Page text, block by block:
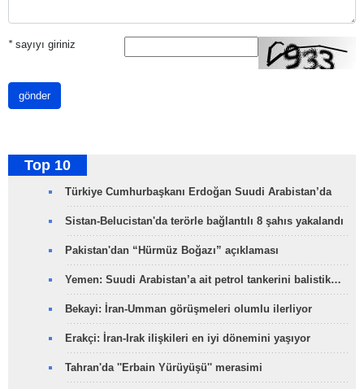
*sayıyı giriniz
gönder
Top 10
Türkiye Cumhurbaşkanı Erdoğan Suudi Arabistan’da
Sistan-Belucistan'da terörle bağlantılı 8 şahıs yakalandı
Pakistan'dan “Hürmüz Boğazı” açıklaması
Yemen: Suudi Arabistan’a ait petrol tankerini balistik…
Bekayi: İran-Umman görüşmeleri olumlu ilerliyor
Erakçi: İran-Irak ilişkileri en iyi dönemini yaşıyor
Tahran'da ''Erbain Yürüyüşü'' merasimi